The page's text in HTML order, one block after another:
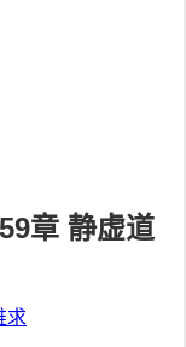
章 静虚道
求